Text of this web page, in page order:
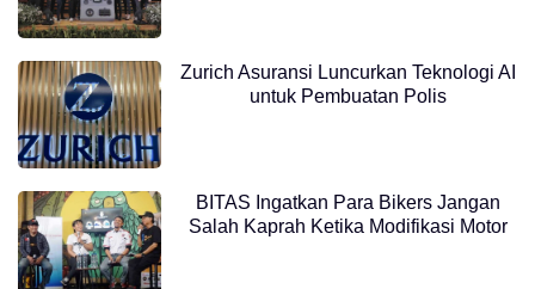
Zurich Asuransi Luncurkan Teknologi AI
untuk Pembuatan Polis
BITAS Ingatkan Para Bikers Jangan
Salah Kaprah Ketika Modifikasi Motor